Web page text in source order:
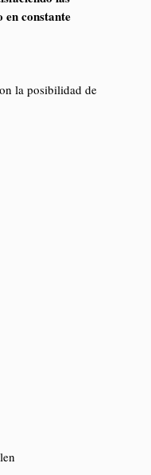
en constante
la posibilidad de